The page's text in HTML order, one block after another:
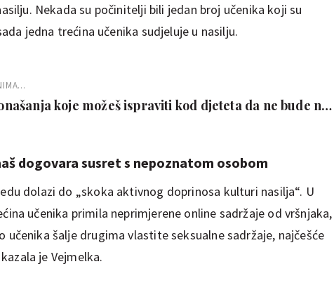
Nekada su počinitelji bili jedan broj učenika koji su
jedna trećina učenika sudjeluje u nasilju.
koje možeš ispraviti kod djeteta da ne bude na
dogovara susret s nepoznatom osobom
dolazi do „skoka aktivnog doprinosa kulturi nasilja“. U
učenika primila neprimjerene online sadržaje od vršnjaka,
učenika šalje drugima vlastite seksualne sadržaje, najčešće
je Vejmelka.